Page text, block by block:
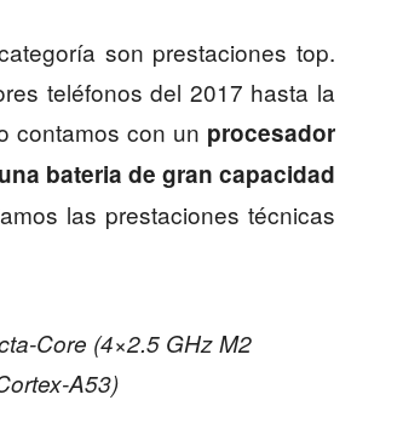
son prestaciones top.
teléfonos del 2017 hasta la
contamos con un procesador
bateria de gran capacidad
las prestaciones técnicas
Core (4×2.5 GHz M2
A53)